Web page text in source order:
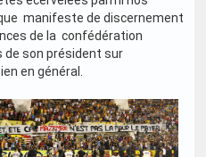
manifeste de discernement
de la confédération
de son président sur
en général.